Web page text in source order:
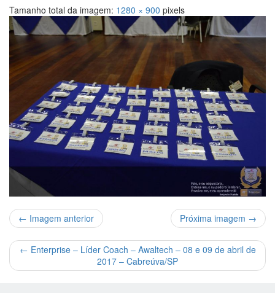
Tamanho total da imagem: 1280 × 900 pixels
← Imagem anterior Próxima imagem →
← Enterprise – Líder Coach – Awaltech – 08 e 09 de abril de
2017 – Cabreúva/SP